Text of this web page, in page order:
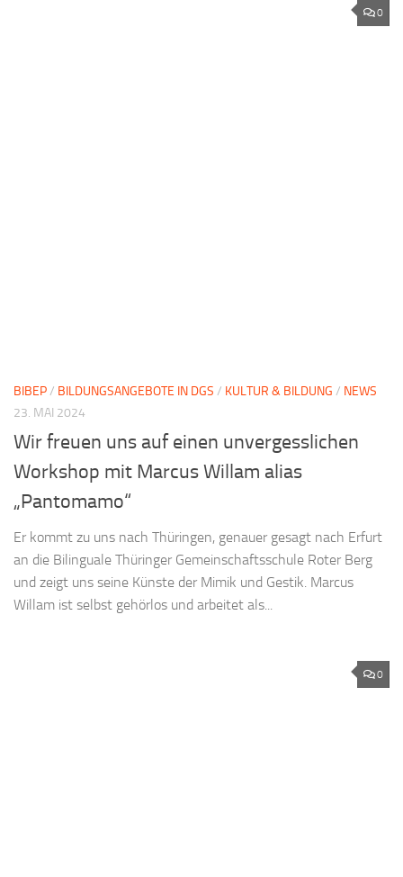
0
BIBEP/ BILDUNGSANGEBOTE IN DGS / KULTUR & BILDUNG / NEWS
23. MAI 2024
Wir freuen uns auf einen unvergesslichen
Workshop mit Marcus Willam alias
„Pantomamo“
Er kommt zu uns nach Thüringen, genauer gesagt nach Erfurt
an die Bilinguale Thüringer Gemeinschaftsschule Roter Berg
und zeigt uns seine Künste der Mimik und Gestik. Marcus
Willam ist selbst gehörlos und arbeitet als...
0